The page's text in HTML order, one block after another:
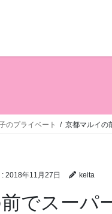
のプライベート 京都マルイの
: 2018年11月27日 keita
でスーパ